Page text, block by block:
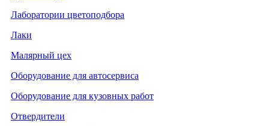
Лаборатории цветоподбора
Лаки
Малярный цех
Оборудование для автосервиса
Оборудование для кузовных работ
Отвердители